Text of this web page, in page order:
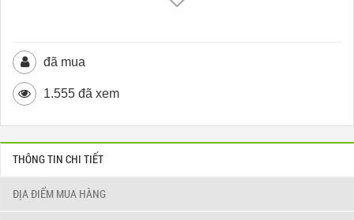
đã mua
1.555 đã xem
THÔNG TIN CHI TIẾT
ĐỊA ĐIỂM MUA HÀNG